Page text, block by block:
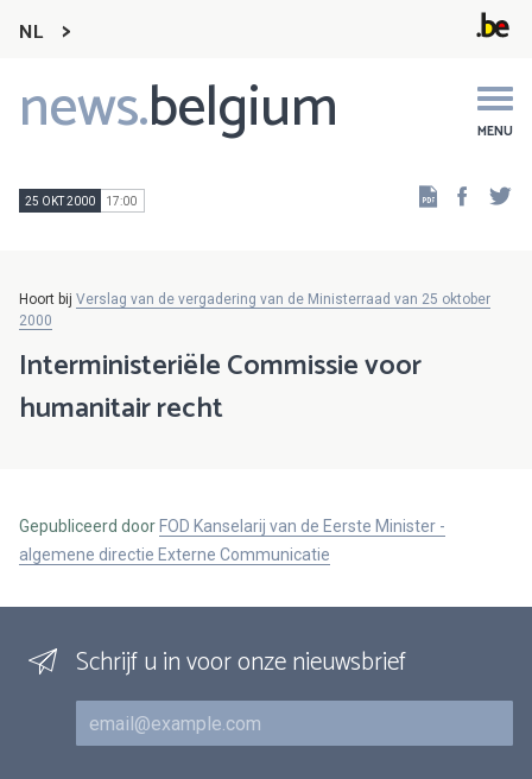
NL
news.belgium MENU
Main
navigation
25 OKT 2000 17:00
Hoort bij Verslag van de vergadering van de Ministerraad van 25 oktober
2000
Interministeriële Commissie voor
humanitair recht
Gepubliceerd door FOD Kanselarij van de Eerste Minister -
algemene directie Externe Communicatie
Schrijf u in voor onze nieuwsbrief
E-mail